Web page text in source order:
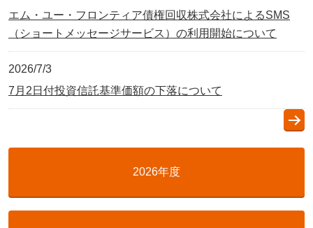
エム・ユー・フロンティア債権回収株式会社によるSMS
（ショートメッセージサービス）の利用開始について
2026/7/3
7月2日付投資信託基準価額の下落について
2026年度